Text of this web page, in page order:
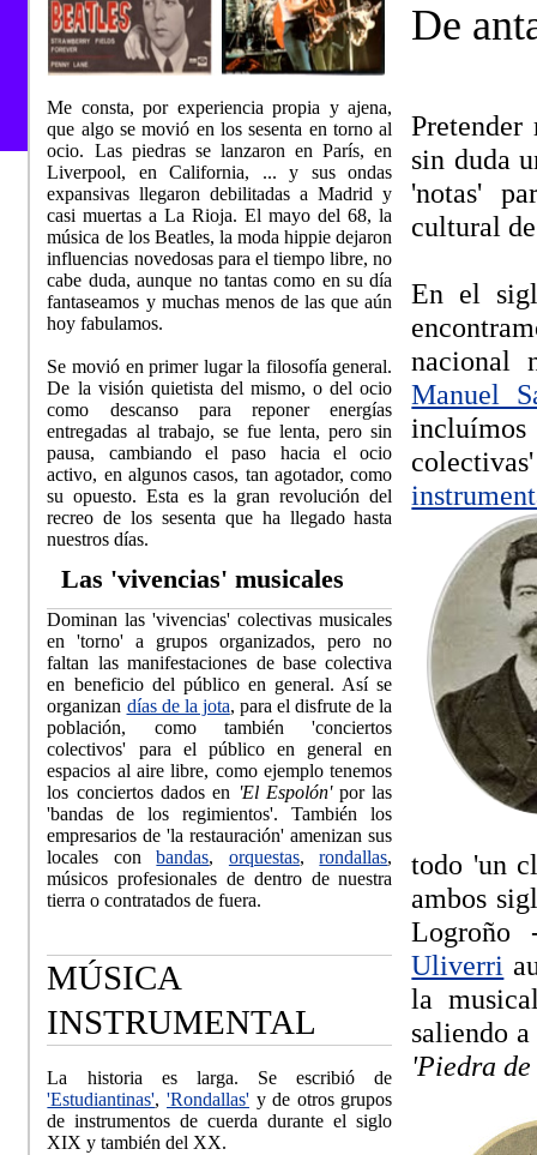
Me consta, por experiencia propia y ajena,
que algo se movió en los sesenta en torno al
ocio. Las piedras se lanzaron en París, en
Liverpool, en California, ... y sus ondas
expansivas llegaron debilitadas a Madrid y
casi muertas a La Rioja. El mayo del 68, la
música de los Beatles, la moda hippie dejaron
influencias novedosas para el tiempo libre, no
cabe duda, aunque no tantas como en su día
fantaseamos y muchas menos de las que aún
hoy fabulamos.
Se movió en primer lugar la filosofía general.
De la visión quietista del mismo, o del ocio
como descanso para reponer energías
entregadas al trabajo, se fue lenta, pero sin
pausa, cambiando el paso hacia el ocio
activo, en algunos casos, tan agotador, como
su opuesto. Esta es la gran revolución del
recreo de los sesenta que ha llegado hasta
nuestros días.
Las 'vivencias' musicales
Dominan las 'vivencias' colectivas musicales
en 'torno' a grupos organizados, pero no
faltan las manifestaciones de base colectiva
en beneficio del público en general. Así se
organizan días de la jota, para el disfrute de la
población, como también 'conciertos
colectivos' para el público en general en
espacios al aire libre, como ejemplo tenemos
los conciertos dados en 'El Espolón'por las
'bandas de los regimientos'. También los
empresarios de 'la restauración' amenizan sus
locales conbandas, orquestas,rondallas,
músicos profesionales de dentro de nuestra
tierra o contratados de fuera.
MÚSICA
INSTRUMENTAL
La historia es larga. Se escribió de
'Estudiantinas', 'Rondallas' y de otros grupos
de instrumentos de cuerda durante el siglo
XIX y también del XX.
De
sin duda
'notas'
cultural
En el
nacional
Manuel
incluímos
todo 'un
ambos
Logroño
Uliverri
la
saliendo
'Piedra